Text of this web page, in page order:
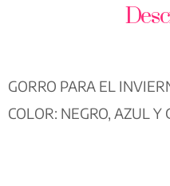
GORRO PARA EL
COLOR: NEGRO, AZUL Y